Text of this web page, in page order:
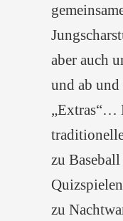
aber auch
und ab und
„Extras“…
zu
zu